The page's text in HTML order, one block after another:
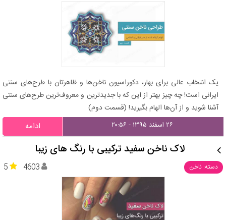
یک انتخاب عالی برای بهار، دکوراسیون ناخن‌ها و ظاهرتان با طرح‌های سنتی
ایرانی است! چه چیز بهتر از این که با جدیدترین و معروف‌ترین طرح‌های سنتی
آشنا شوید و از آن‌ها الهام بگیرید! (قسمت دوم)
۲۶ اسفند ۱۳۹۵ - ۲۰:۵۶ ادامه
لاک ناخن سفید ترکیبی با رنگ های زیبا
دسته: ناخن 5 4603